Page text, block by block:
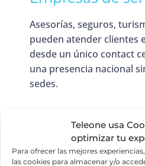
Teleone usa
optimizar tu
Para ofrecer las mejores
las cookies para almacenar y/o
Asesorías, seguros,
pueden atender clientes
desde un único contact
una presencia nacional
sedes.